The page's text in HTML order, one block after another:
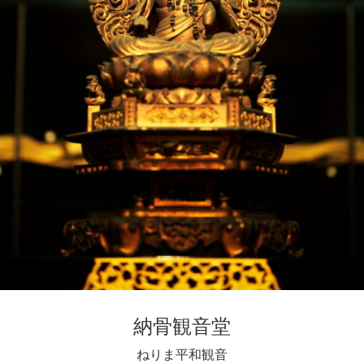
納骨観音堂
ねりま平和観音